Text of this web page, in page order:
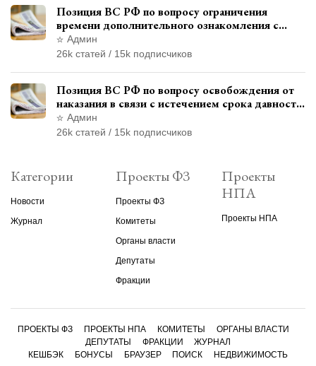
Позиция ВС РФ по вопросу ограничения
времени дополнительного ознакомления с
материалами уголовного дела
Админ
26k статей / 15k подписчиков
Позиция ВС РФ по вопросу освобождения от
наказания в связи с истечением срока давности
уголовного преследования
Админ
26k статей / 15k подписчиков
Категории
Новости
Журнал
Проекты ФЗ
Проекты ФЗ
Комитеты
Органы власти
Депутаты
Фракции
Проекты
НПА
Проекты НПА
ПРОЕКТЫ ФЗ ПРОЕКТЫ НПА КОМИТЕТЫ
ОРГАНЫ ВЛАСТИ
ДЕПУТАТЫ
ФРАКЦИИ
ЖУРНАЛ
КЕШБЭК
БОНУСЫ БРАУЗЕР ПОИСК НЕДВИЖИМОСТЬ